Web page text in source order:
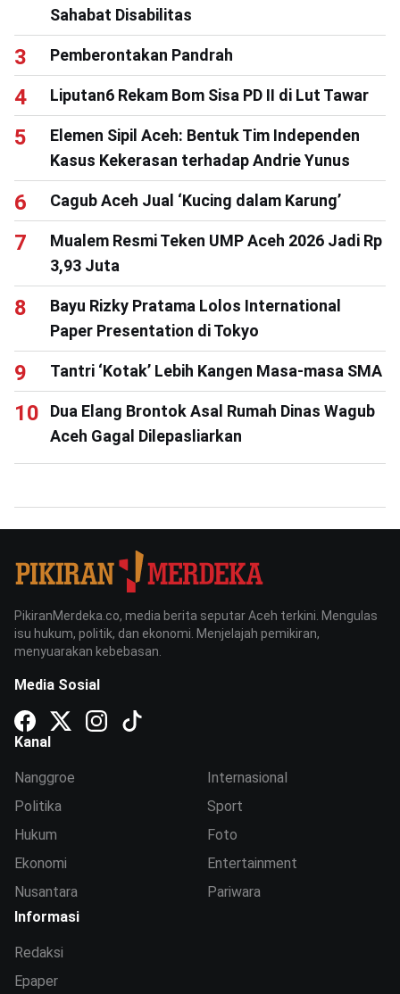
Sahabat Disabilitas
Pemberontakan Pandrah
Liputan6 Rekam Bom Sisa PD II di Lut Tawar
Elemen Sipil Aceh: Bentuk Tim Independen
Kasus Kekerasan terhadap Andrie Yunus
Cagub Aceh Jual ‘Kucing dalam Karung’
Mualem Resmi Teken UMP Aceh 2026 Jadi Rp
3,93 Juta
Bayu Rizky Pratama Lolos International
Paper Presentation di Tokyo
Tantri ‘Kotak’ Lebih Kangen Masa-masa SMA
Dua Elang Brontok Asal Rumah Dinas Wagub
Aceh Gagal Dilepasliarkan
PikiranMerdeka.co, media berita seputar Aceh terkini. Mengulas
isu hukum, politik, dan ekonomi. Menjelajah pemikiran,
menyuarakan kebebasan.
Media Sosial
Kanal
Nanggroe
Politika
Hukum
Ekonomi
Nusantara
Internasional
Sport
Foto
Entertainment
Pariwara
Informasi
Redaksi
Epaper